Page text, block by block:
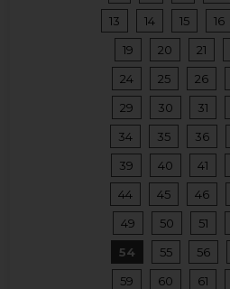
13
14 15 16
19
20 21
24
25 26
29
30 31
34
35 36
39
40 41
44
45 46
49
50 51
54
55 56
59
60 61